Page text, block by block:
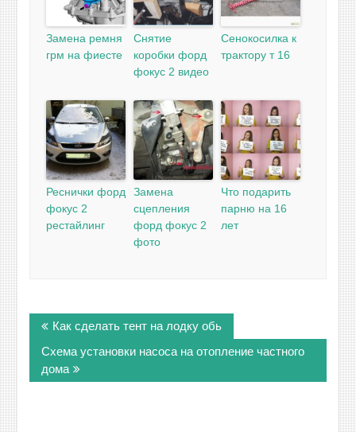
Замена ремня
грм на фиесте
Снятие
коробки форд
фокус 2 видео
Сенокосилка к
трактору т 16
Реснички форд
фокус 2
рестайлинг
Замена
сцепления
форд фокус 2
фото
Что подарить
парню на 16
лет
по
записям
Как сделать тент на лодку обь
Схема установки насоса на отопление частного
дома